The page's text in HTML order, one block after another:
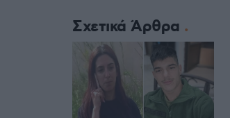
Σχετικά Άρθρα